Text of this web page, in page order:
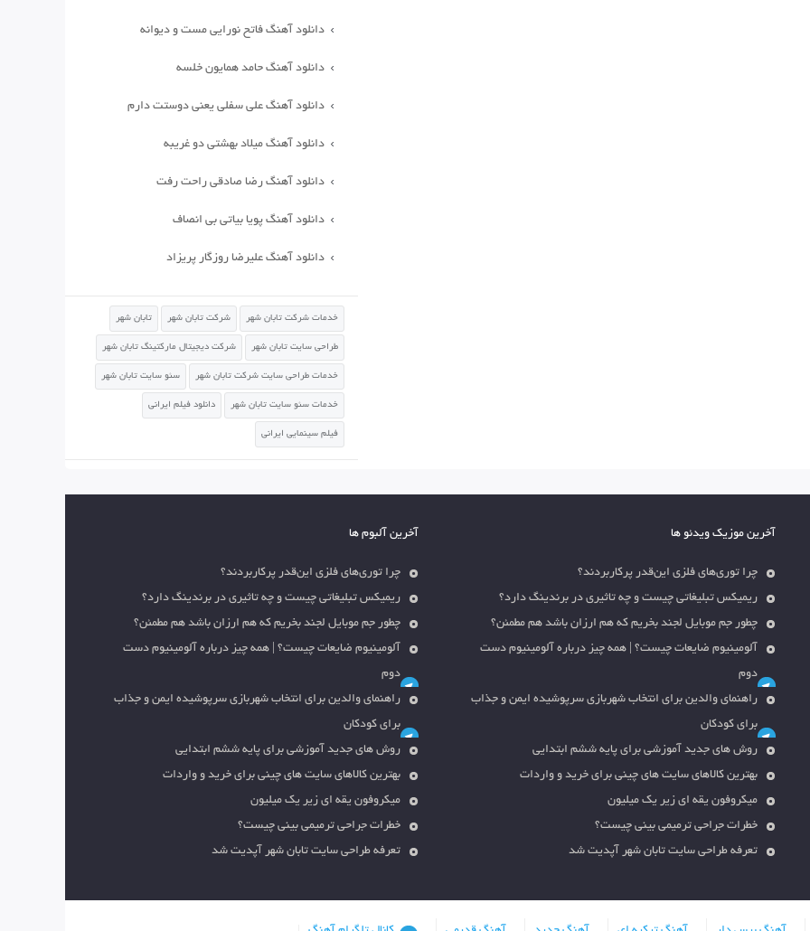
دانلود آهنگ فاتح نورایی مست و دیوانه
دانلود آهنگ حامد همایون خلسه
دانلود آهنگ علی سفلی یعنی دوستت دارم
دانلود آهنگ میلاد بهشتی دو غریبه
دانلود آهنگ رضا صادقی راحت رفت
دانلود آهنگ پویا بیاتی بی انصاف
دانلود آهنگ علیرضا روزگار پریزاد
خدمات شرکت تابان شهر شرکت تابان شهر تابان شهر
طراحی سایت تابان شهر شرکت دیجیتال مارکتینگ تابان شهر
خدمات طراحی سایت شرکت تابان شهر سئو سایت تابان شهر
خدمات سئو سایت تابان شهر دانلود فیلم ایرانی
فیلم سینمایی ایرانی
آخرین موزیک ویدئو ها
چرا توری‌های فلزی این‌قدر پرکاربردند؟
ریمیکس تبلیغاتی چیست و چه تاثیری در برندینگ دارد؟
چطور جم موبایل لجند بخریم که هم ارزان باشد هم مطمئن؟
آلومینیوم ضایعات چیست؟ | همه چیز درباره آلومینیوم دست
دوم
راهنمای والدین برای انتخاب شهربازی سرپوشیده ایمن و جذاب
برای کودکان
روش های جدید آموزشی برای پایه ششم ابتدایی
بهترین کالاهای سایت های چینی برای خرید و واردات
میکروفون یقه ای زیر یک میلیون
خطرات جراحی ترمیمی بینی چیست؟
تعرفه طراحی سایت تابان شهر آپدیت شد
آخرین آلبوم ها
چرا توری‌های فلزی این‌قدر پرکاربردند؟
ریمیکس تبلیغاتی چیست و چه تاثیری در برندینگ دارد؟
چطور جم موبایل لجند بخریم که هم ارزان باشد هم مطمئن؟
آلومینیوم ضایعات چیست؟ | همه چیز درباره آلومینیوم دست
دوم
راهنمای والدین برای انتخاب شهربازی سرپوشیده ایمن و جذاب
برای کودکان
روش های جدید آموزشی برای پایه ششم ابتدایی
بهترین کالاهای سایت های چینی برای خرید و واردات
میکروفون یقه ای زیر یک میلیون
خطرات جراحی ترمیمی بینی چیست؟
تعرفه طراحی سایت تابان شهر آپدیت شد